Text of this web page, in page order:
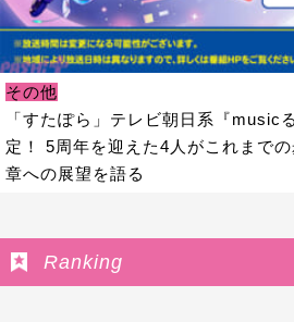
その他
「すたぽら」テレビ朝日系『music
定！ 5周年を迎えた4人がこれまで
章への展望を語る
Ranking